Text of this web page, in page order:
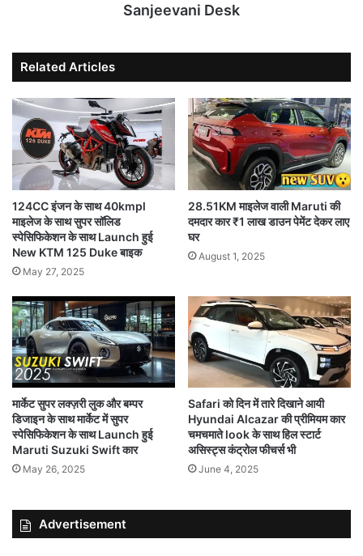
Sanjeevani Desk
Related Articles
124CC इंजन के साथ 40kmpl
माइलेज के साथ सुपर सॉलिड
स्पेसिफिकेशन के साथ Launch हुई
New KTM 125 Duke बाइक
May 27, 2025
28.51KM माइलेज वाली Maruti की
दमदार कार ₹1 लाख डाउन पेमेंट देकर लाए
घर
August 1, 2025
मार्केट सुपर लक्ज़री लुक और बम्पर
डिजाइन के साथ मार्केट में सुपर
स्पेसिफिकेशन के साथ Launch हुई
Maruti Suzuki Swift कार
May 26, 2025
Safari को दिन में तारे दिखाने आयी
Hyundai Alcazar की प्रीमियम कार
चमचमाते look के साथ हिल स्टार्ट
असिस्ट्स कंट्रोल फीचर्स भी
June 4, 2025
Advertisement